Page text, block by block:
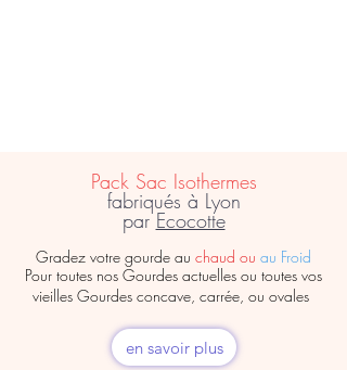
Pack Sac Isothermes
fabriqués à Lyon
parEcocotte
Gradez votre gourde au chaud ou au Froid
Pour toutes nos Gourdes actuelles ou toutes vos
vieilles Gourdes concave, carrée, ou ovales
en savoir plus